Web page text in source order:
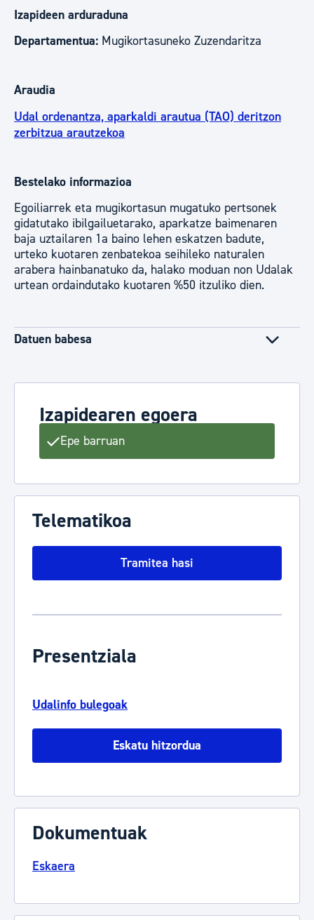
Izapideen arduraduna
Departamentua: Mugikortasuneko Zuzendaritza
Araudia
Udal ordenantza, aparkaldi arautua (TAO) deritzon
zerbitzua arautzekoa
Bestelako informazioa
Egoiliarrek eta mugikortasun mugatuko pertsonek
gidatutako ibilgailuetarako, aparkatze baimenaren
baja uztailaren 1a baino lehen eskatzen badute,
urteko kuotaren zenbatekoa seihileko naturalen
arabera hainbanatuko da, halako moduan non Udalak
urtean ordaindutako kuotaren %50 itzuliko dien.
Datuen babesa
Izapidearen egoera
Epe barruan
Telematikoa
Tramitea hasi
Presentziala
Udalinfo bulegoak
Eskatu hitzordua
Dokumentuak
Eskaera